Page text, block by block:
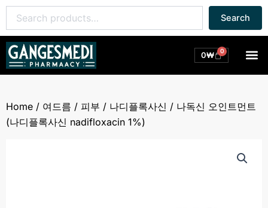
콘
츠
너
기
for:
Search
0₩ 0
Cart
Home / 여드름 / 피부 / 나디플록사신 / 나독신 오인트먼트
(나디플록사신 nadifloxacin 1%)